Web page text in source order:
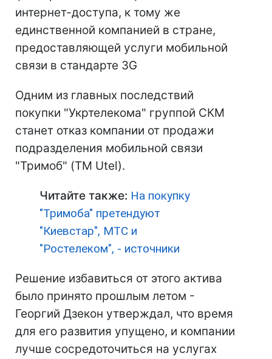
интернет-доступа, к тому же
единственной компанией в стране,
предоставляющей услуги мобильной
связи в стандарте 3G
Одним из главных последствий
покупки "Укртелекома" группой СКМ
станет отказ компании от продажи
подразделения мобильной связи
"Тримоб" (TM Utel).
Читайте также: На покупку
"Тримоба" претендуют
"Киевстар", МТС и
"Ростелеком", - источники
Решение избавиться от этого актива
было принято прошлым летом -
Георгий Дзекон утверждал, что время
для его развития упущено, и компании
лучше сосредоточиться на услугах